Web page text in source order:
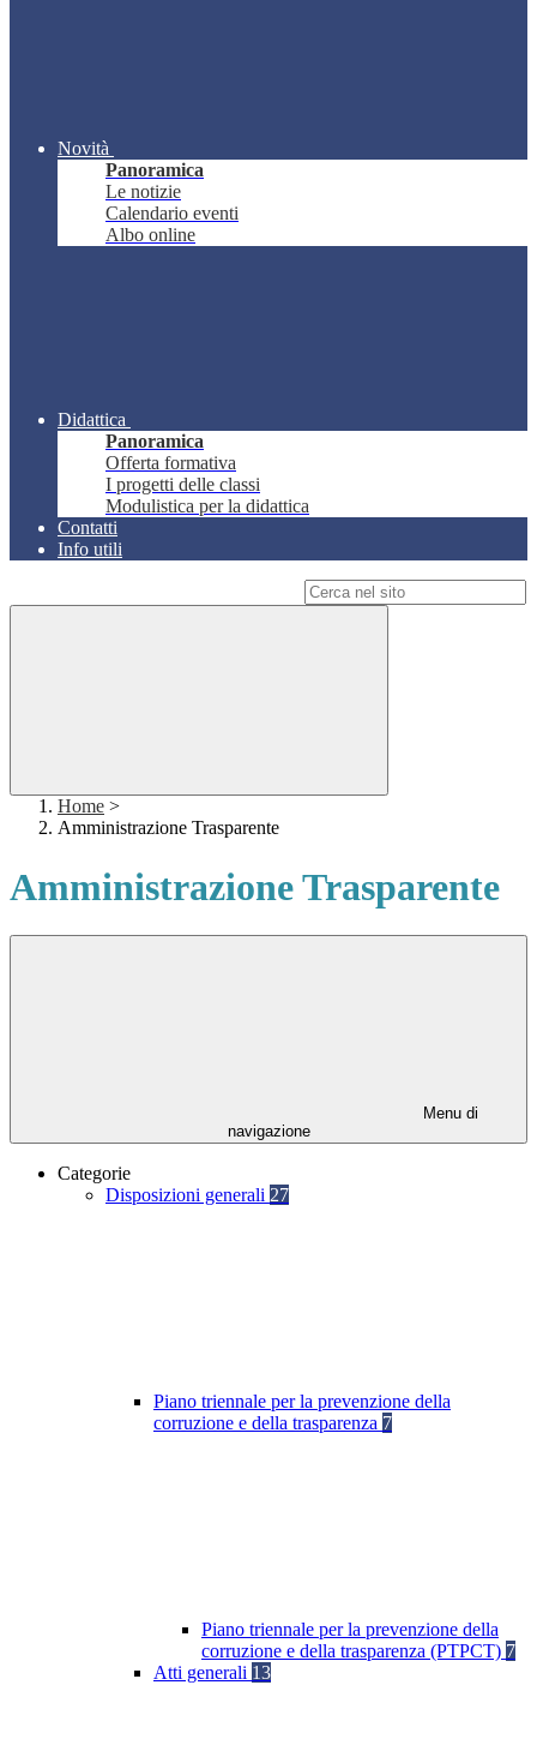
Novità
Panoramica
Le notizie
Calendario eventi
Albo online
Didattica
Panoramica
Offerta formativa
I progetti delle classi
Modulistica per la didattica
Contatti
Info utili
Home >
Amministrazione Trasparente
Amministrazione Trasparente
Menu di
navigazione
Categorie
Disposizioni generali 27
Piano triennale per la prevenzione della
corruzione e della trasparenza 7
Piano triennale per la prevenzione della
corruzione e della trasparenza (PTPCT) 7
Atti generali 13